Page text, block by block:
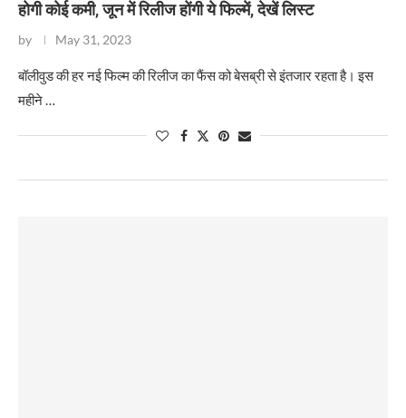
होगी कोई कमी, जून में रिलीज होंगी ये फिल्में, देखें लिस्ट
by May 31, 2023
बॉलीवुड की हर नई फिल्म की रिलीज का फैंस को बेसब्री से इंतजार रहता है। इस
महीने …